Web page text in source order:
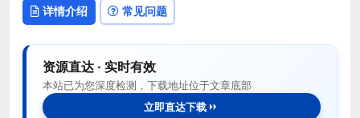
详情介绍 常见问题
资源直达 · 实时有效
本站已为您深度检测，下载地址位于文章底部
立即直达下载